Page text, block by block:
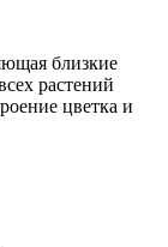
близкие
растений
цветка и